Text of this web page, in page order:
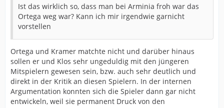
Ist das wirklich so, dass man bei Arminia froh war das
Ortega weg war? Kann ich mir irgendwie garnicht
vorstellen
Ortega und Kramer matchte nicht und darüber hinaus
sollen er und Klos sehr ungeduldig mit den jüngeren
Mitspielern gewesen sein, bzw. auch sehr deutlich und
direkt in der Kritik an diesen Spielern. In der internen
Argumentation konnten sich die Spieler dann gar nicht
entwickeln, weil sie permanent Druck von den